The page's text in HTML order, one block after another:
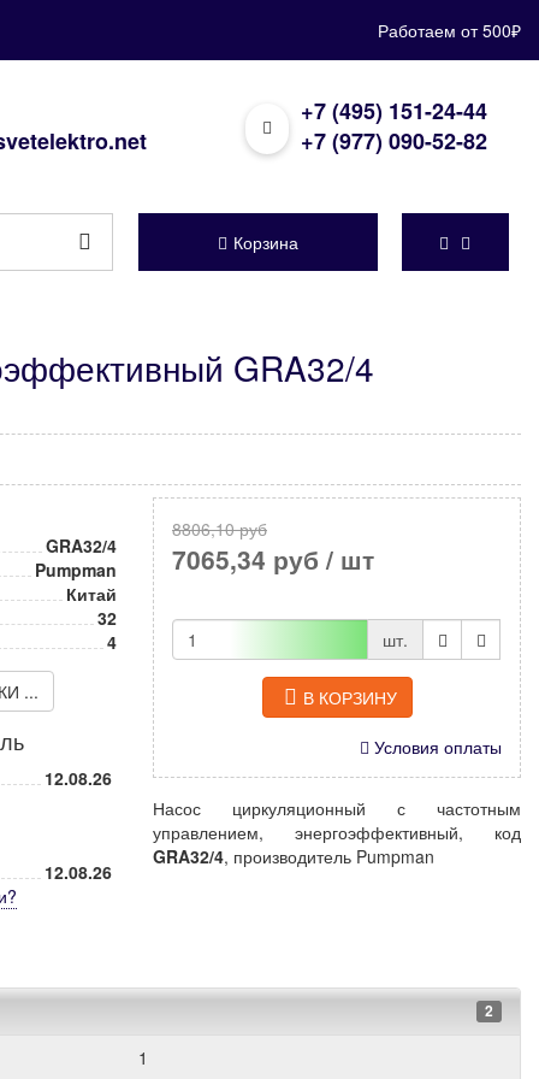
Работаем от 500₽
+7 (495) 151-24-44
+7 (977) 090-52-82
Корзина
GRA32/4
GRA32/4
Pumpman
Китай
32
4
...
12.08.26
12.08.26
?
8806,10 руб
7065,34 руб / шт
шт.
В КОРЗИНУ
Условия оплаты
Насос циркуляционный с частотным
управлением, энергоэффективный, код
GRA32/4, производитель Pumpman
2
1